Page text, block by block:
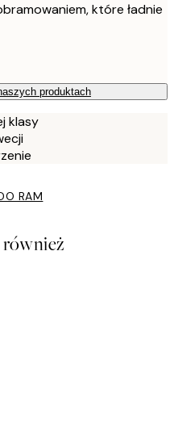
które ładnie
produktach
klasy
RAM